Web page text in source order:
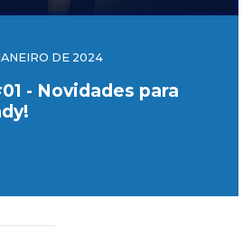
DE 2024
- Novidades para